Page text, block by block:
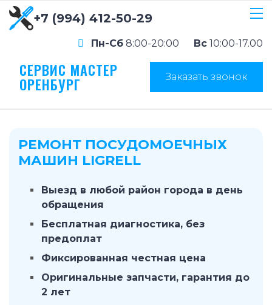
+7 (994) 412-50-29
Пн-Сб 8:00-20:00 Вс 10:00-17.00
СЕРВИС МАСТЕР
ОРЕНБУРГ Заказать звонок
РЕМОНТ ПОСУДОМОЕЧНЫХ
МАШИН LIGRELL
Выезд в любой район города в день
обращения
Бесплатная диагностика, без
предоплат
Фиксированная честная цена
Оригинальные запчасти, гарантия до
2 лет